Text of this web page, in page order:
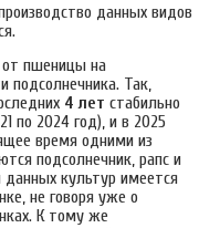
данных видов
от пшеницы на
подсолнечника. Так,
4 лет стабильно
по 2024 год), и в 2025
время одними из
подсолнечник, рапс и
данных культур имеется
не говоря уже о
К тому же